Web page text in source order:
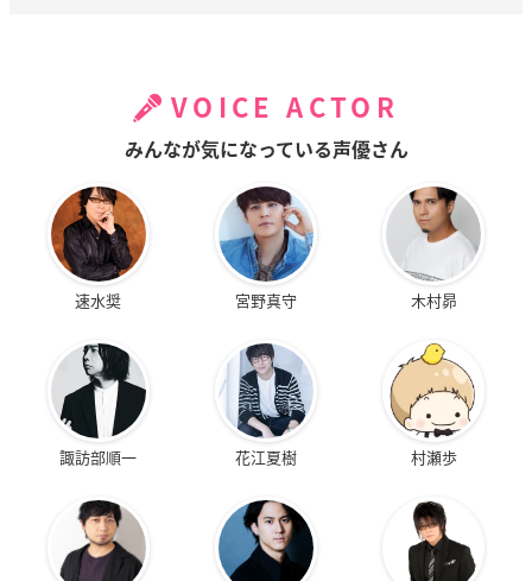
VOICE ACTOR
みんなが気になっている声優さん
速水奨 宮野真守 木村昴
諏訪部順一 花江夏樹 村瀬歩